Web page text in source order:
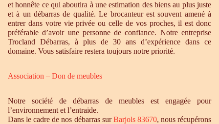
et honnête ce qui aboutira à une estimation des biens au plus juste
et à un débarras de qualité. Le brocanteur est souvent amené à
entrer dans votre vie privée ou celle de vos proches, il est donc
préférable d’avoir une personne de confiance. Notre entreprise
Trocland Débarras, à plus de 30 ans d’expérience dans ce
domaine. Vous satisfaire restera toujours notre priorité.
Association – Don de meubles
Notre société de débarras de meubles est engagée pour
l’environnement et l’entraide.
Dans le cadre de nos débarras surBarjols 83670, nous récupérons